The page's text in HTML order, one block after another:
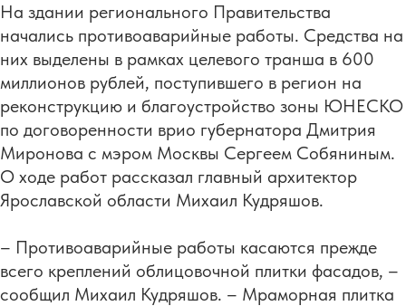
На здании регионального Правительства
начались противоаварийные работы. Средства на
них выделены в рамках целевого транша в 600
миллионов рублей, поступившего в регион на
реконструкцию и благоустройство зоны ЮНЕСКО
по договоренности врио губернатора Дмитрия
Миронова с мэром Москвы Сергеем Собяниным.
О ходе работ рассказал главный архитектор
Ярославской области Михаил Кудряшов.
– Противоаварийные работы касаются прежде
всего креплений облицовочной плитки фасадов, –
сообщил Михаил Кудряшов. – Мраморная плитка